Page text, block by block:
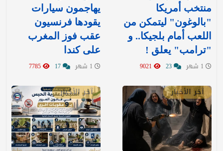
منتخب أمريكا
"بالوغون" ليتمكن من
اللعب أمام بلجيكا.. و
"ترامب" يعلق !
يهاجمون سيارات
يقودها فرنسيون
عقب فوز المغرب
على كندا
آخر الأخبار آخر الأخبار